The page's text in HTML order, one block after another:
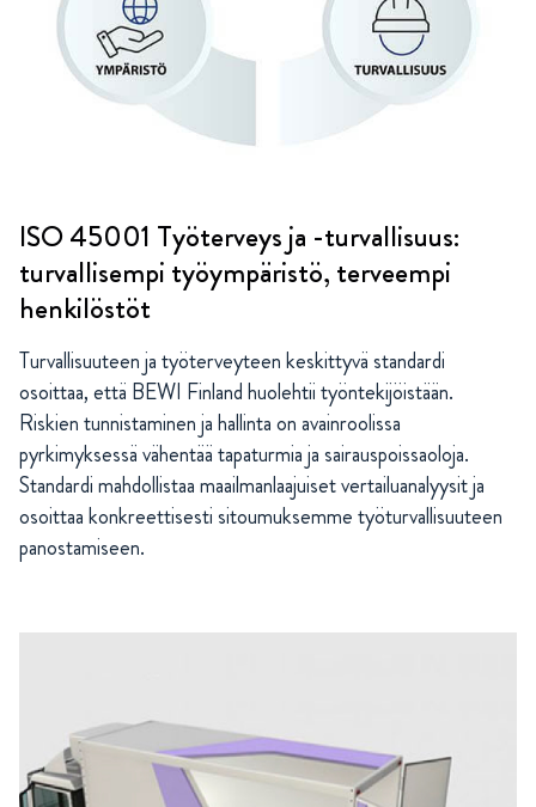
ISO 45001 Työterveys ja -turvallisuus:
turvallisempi työympäristö, terveempi
henkilöstöt
Turvallisuuteen ja työterveyteen keskittyvä standardi
osoittaa, että BEWI Finland huolehtii työntekijöistään.
Riskien tunnistaminen ja hallinta on avainroolissa
pyrkimyksessä vähentää tapaturmia ja sairauspoissaoloja.
Standardi mahdollistaa maailmanlaajuiset vertailuanalyysit ja
osoittaa konkreettisesti sitoumuksemme työturvallisuuteen
panostamiseen.